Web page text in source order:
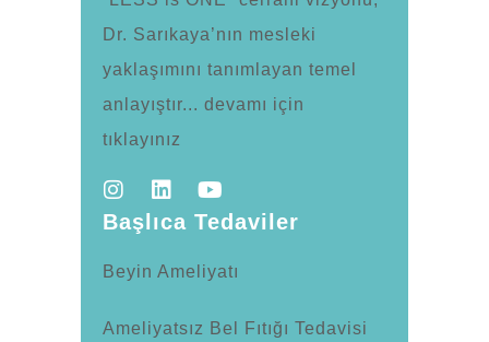
Dr. Sarıkaya’nın mesleki
yaklaşımını tanımlayan temel
anlayıştır... devamı için
tıklayınız
Başlıca Tedaviler
Beyin Ameliyatı
Ameliyatsız Bel Fıtığı Tedavisi